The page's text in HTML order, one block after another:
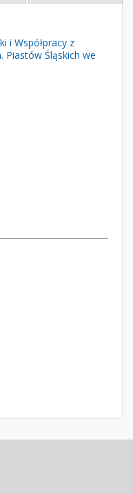
i Współpracy z
Piastów Śląskich we